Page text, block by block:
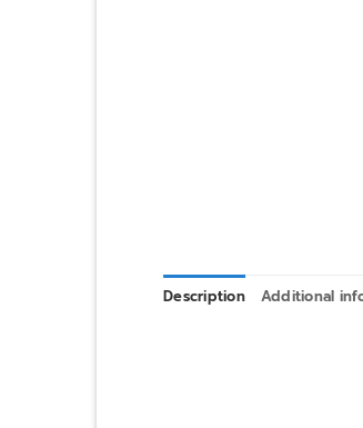
Description Additional